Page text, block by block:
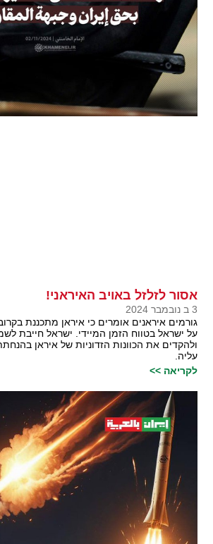
אסור לזלזל באויב האיראני!
3 ב נובמבר 2024
גורמים איראנים אומרים כי איראן מתכננת
על ישראל בטווח הזמן המיידי. ישראל חייבת
ולהקדים את הכוונות הזדוניות של איראן
עליה.
לקריאה >>